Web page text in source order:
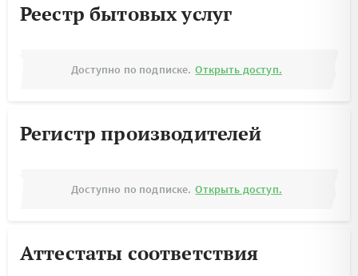
Реестр бытовых услуг
Доступно по подписке. Открыть доступ.
Регистр производителей
Доступно по подписке. Открыть доступ.
Аттестаты соответствия